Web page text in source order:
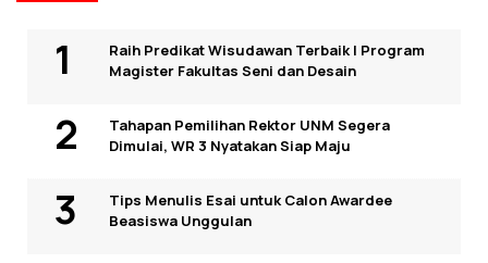
Raih Predikat Wisudawan Terbaik I Program
Magister Fakultas Seni dan Desain
Tahapan Pemilihan Rektor UNM Segera
Dimulai, WR 3 Nyatakan Siap Maju
Tips Menulis Esai untuk Calon Awardee
Beasiswa Unggulan